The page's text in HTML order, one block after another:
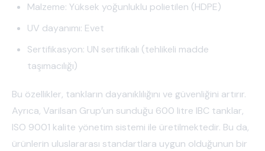
Malzeme: Yüksek yoğunluklu polietilen (HDPE)
UV dayanımı: Evet
Sertifikasyon: UN sertifikalı (tehlikeli madde
taşımacılığı)
Bu özellikler, tankların dayanıklılığını ve güvenliğini artırır.
Ayrıca, Varilsan Grup’un sunduğu 600 litre IBC tanklar,
ISO 9001 kalite yönetim sistemi ile üretilmektedir. Bu da,
ürünlerin uluslararası standartlara uygun olduğunun bir